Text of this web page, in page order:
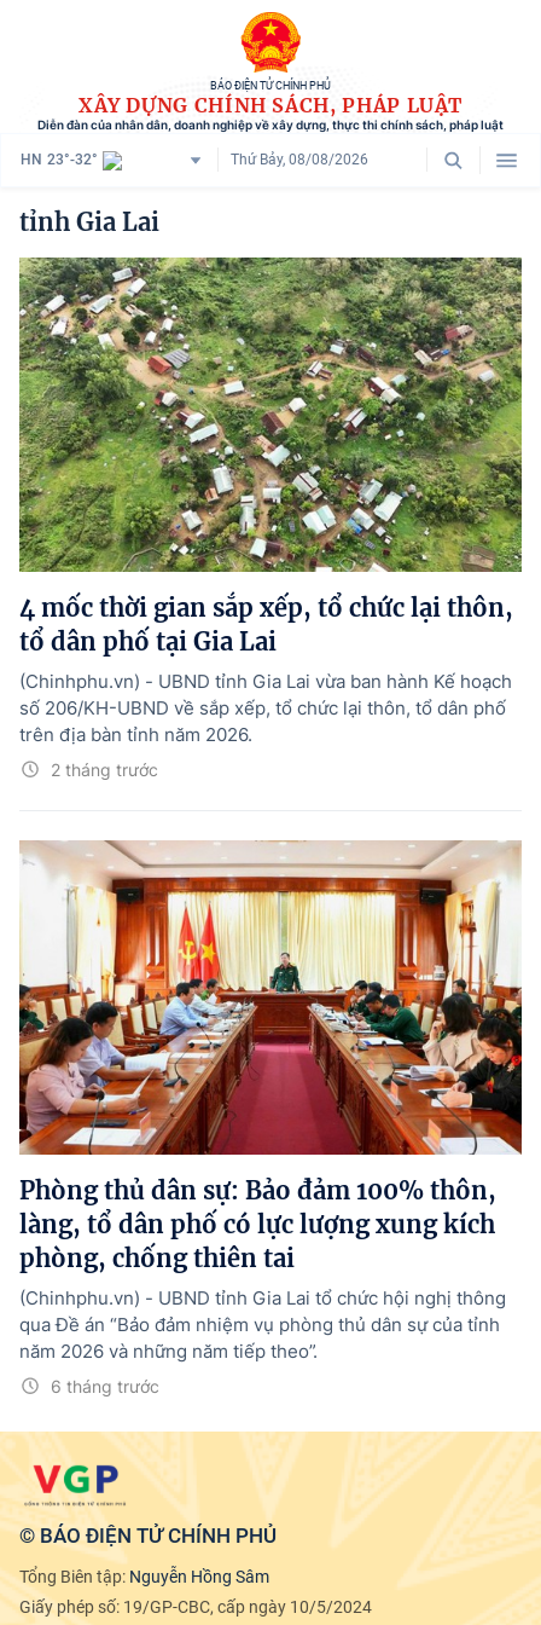
BÁO ĐIỆN TỬ CHÍNH PHỦ
XÂY DỰNG CHÍNH SÁCH, PHÁP LUẬT
Diễn đàn của nhân dân, doanh nghiệp về xây dựng, thực thi chính sách, pháp luật
HN 23°-32° Thứ Bảy, 08/08/2026
Danh mục
Trang chủ
Chính sách mới
Tham vấn chính sách
Người dân góp ý
Doanh nghiệp hiến kế
Chính sách và cuộc sống
Hướng dẫn thực hiện chính sách
Phát triển kinh tế tư nhân và doanh nghiệp dân tộc
Ocop và chuỗi giá trị Nông sản
Kinh tế tư nhân
Video
Photo
© BÁO ĐIỆN TỬ CHÍNH PHỦ
Tổng Giám đốc:Nguyễn Hồng Sâm
Trụ sở: 16 Lê Hồng Phong - Ba Đình - Hà Nội.
Email: thongtinchinhphu@chinhphu.vn.
Theo dõi báo trên:
Bản quyền thuộc Báo Điện tử Chính phủ - Cổng Thông tin điện tử Chính
phủ.
Ghi rõ nguồn "Báo Điện tử Chính phủ", "Cổng Thông tin điện tử Chính phủ",
hoặc www.baochinhphu.vn, www.chinhphu.vn khi phát hành lại thông tin
từ các nguồn này.
tỉnh Gia Lai
4 mốc thời gian sắp xếp, tổ chức lại thôn,
tổ dân phố tại Gia Lai
2 tháng trước
(Chinhphu.vn) - UBND tỉnh Gia Lai vừa ban hành Kế hoạch
số 206/KH-UBND về sắp xếp, tổ chức lại thôn, tổ dân phố
trên địa bàn tỉnh năm 2026.
Phòng thủ dân sự: Bảo đảm 100% thôn,
làng, tổ dân phố có lực lượng xung kích
phòng, chống thiên tai
6 tháng trước
(Chinhphu.vn) - UBND tỉnh Gia Lai tổ chức hội nghị thông
qua Đề án “Bảo đảm nhiệm vụ phòng thủ dân sự của tỉnh
năm 2026 và những năm tiếp theo”.
© BÁO ĐIỆN TỬ CHÍNH PHỦ
Tổng Biên tập: Nguyễn Hồng Sâm
Giấy phép số: 19/GP-CBC, cấp ngày 10/5/2024